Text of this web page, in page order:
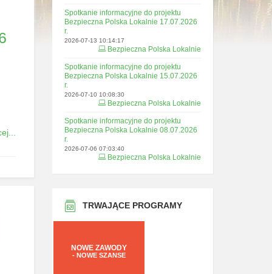
Spotkanie informacyjne do projektu
Bezpieczna Polska Lokalnie 17.07.2026
r.
2026-07-13 10:14:17
Bezpieczna Polska Lokalnie
Spotkanie informacyjne do projektu
Bezpieczna Polska Lokalnie 15.07.2026
r.
2026-07-10 10:08:30
Bezpieczna Polska Lokalnie
Spotkanie informacyjne do projektu
Bezpieczna Polska Lokalnie 08.07.2026
r.
2026-07-06 07:03:40
Bezpieczna Polska Lokalnie
TRWAJĄCE PROGRAMY
NOWE ZAWODY
- NOWE SZANSE